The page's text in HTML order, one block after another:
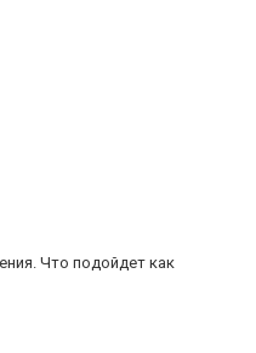
Что подойдет как